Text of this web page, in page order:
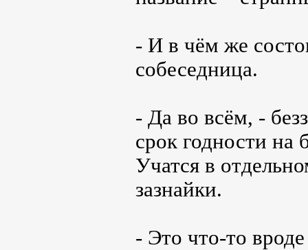
- И в чём же
собеседница.
- Да во всём, -
срок годности на
Учатся в
зазнайки.
- Это что-то